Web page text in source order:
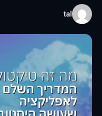
tal